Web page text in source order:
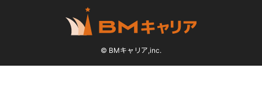
© BMキャリア,inc.